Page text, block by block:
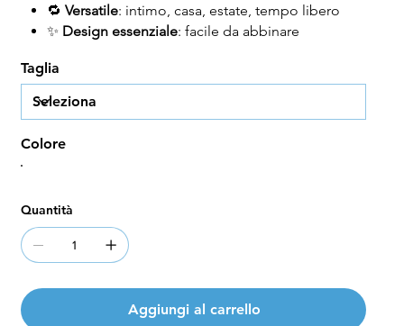
🔁 Versatile: intimo, casa, estate, tempo libero
✨ Design essenziale: facile da abbinare
Taglia
Colore
Quantità
Aggiungi al carrello